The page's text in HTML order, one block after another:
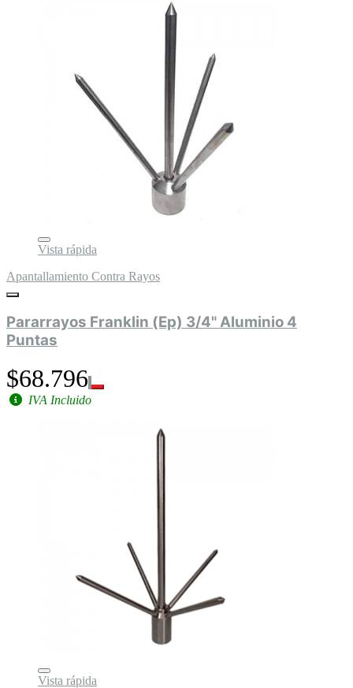
Vista rápida
Apantallamiento Contra Rayos
Pararrayos Franklin (Ep) 3/4" Aluminio 4
Puntas
$68.796
IVA Incluido
Vista rápida